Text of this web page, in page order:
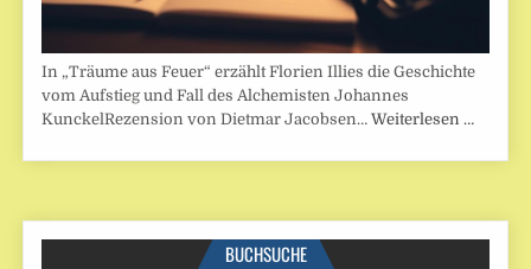
In „Träume aus Feuer“ erzählt Florien Illies die Geschichte
vom Aufstieg und Fall des Alchemisten Johannes
KunckelRezension von Dietmar Jacobsen…Weiterlesen …
BUCHSUCHE